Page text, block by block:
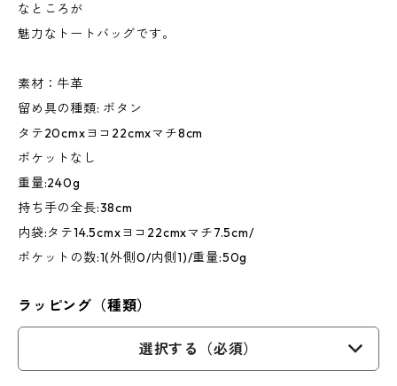
なところが
魅力なトートバッグです。
素材：牛革
留め具の種類: ボタン
タテ20cmxヨコ22cmxマチ8cm
ポケットなし
重量:240g
持ち手の全長:38cm
内袋:タテ14.5cmxヨコ22cmxマチ7.5cm/
ポケットの数:1(外側0/内側1)/重量:50g
ラッピング（種類）
選択する（必須）